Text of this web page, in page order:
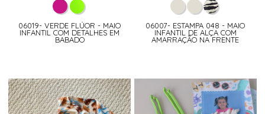
06019- VERDE FLÚOR - MAIO
INFANTIL COM DETALHES EM
BABADO
06007- ESTAMPA 048 - MAIO
INFANTIL DE ALÇA COM
AMARRAÇÃO NA FRENTE